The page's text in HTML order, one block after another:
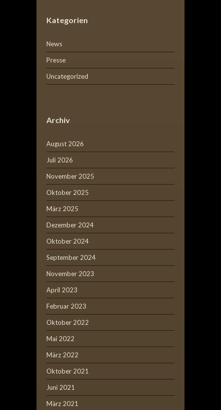
Kategorien
News
Presse
Uncategorized
Archiv
August 2026
Juli 2026
November 2025
Oktober 2025
März 2025
Dezember 2024
Oktober 2024
September 2024
November 2023
April 2023
Februar 2023
Oktober 2022
Mai 2022
März 2022
Oktober 2021
Juni 2021
März 2021